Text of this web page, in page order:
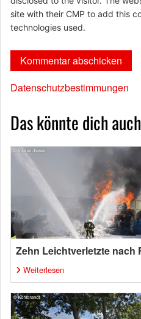
site with their CMP to add this
technologies used.
Datenschutzbestimmungen
Das könnte dich
Zehn Leichtverletzte nach
Weiterlesen